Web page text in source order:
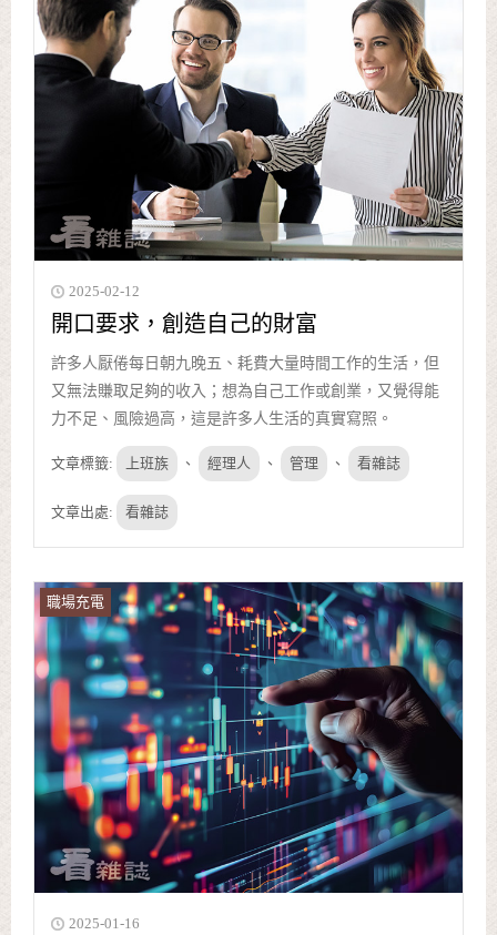
2025-02-12
開口要求，創造自己的財富
許多人厭倦每日朝九晚五、耗費大量時間工作的生活，但
又無法賺取足夠的收入；想為自己工作或創業，又覺得能
力不足、風險過高，這是許多人生活的真實寫照。
文章標籤: 上班族 、 經理人 、 管理 、 看雜誌
文章出處: 看雜誌
職場充電
2025-01-16